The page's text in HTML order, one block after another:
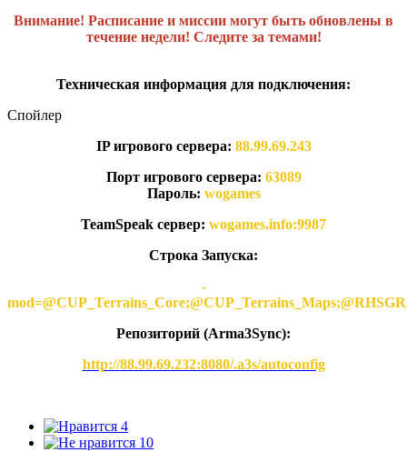
Внимание! Расписание и миссии могут быть обновлены в
течение недели! Следите за темами!
Техническая информация для подключения:
Спойлер
IP игрового сервера: 88.99.69.243
Порт игрового сервера: 63089
Пароль: wogames
TeamSpeak сервер: wogames.info:9987
Строка Запуска:
-
Репозиторий (Arma3Synс):
http://88.99.69.232:8080/.a3s/autoconfig
4
10